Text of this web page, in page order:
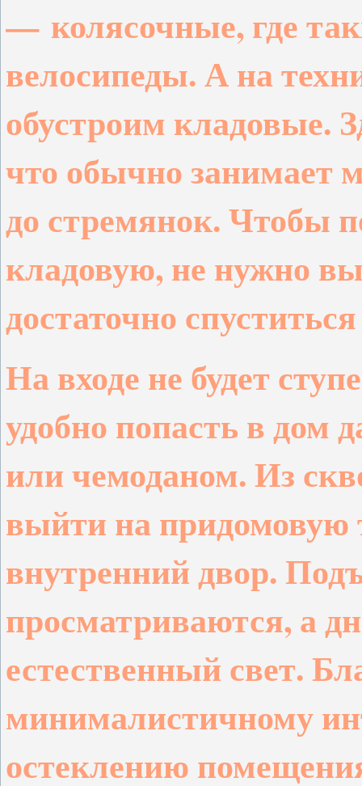
— колясочные, где
велосипеды. А на
обустроим кладовые.
что обычно занимает
до стремянок. Чтобы
кладовую, не нужно
достаточно
На входе не будет
удобно попасть в дом
или чемоданом. Из
выйти на придомовую
внутренний двор.
просматриваются, а
естественный свет.
минималистичному
остеклению